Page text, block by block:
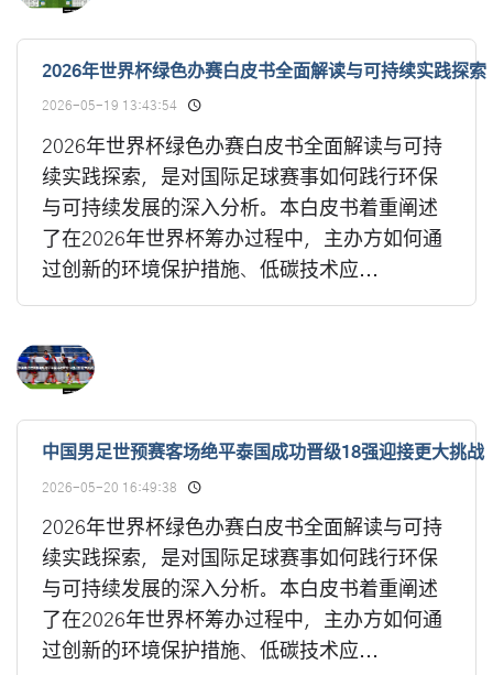
2026年世界杯绿色办赛白皮书全面解读与可持续实践探索
2026-05-19 13:43:54
2026年世界杯绿色办赛白皮书全面解读与可持
续实践探索，是对国际足球赛事如何践行环保
与可持续发展的深入分析。本白皮书着重阐述
了在2026年世界杯筹办过程中，主办方如何通
过创新的环境保护措施、低碳技术应...
中国男足世预赛客场绝平泰国成功晋级18强迎接更大挑战
2026-05-20 16:49:38
2026年世界杯绿色办赛白皮书全面解读与可持
续实践探索，是对国际足球赛事如何践行环保
与可持续发展的深入分析。本白皮书着重阐述
了在2026年世界杯筹办过程中，主办方如何通
过创新的环境保护措施、低碳技术应...